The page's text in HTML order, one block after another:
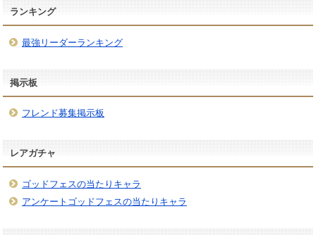
ランキング
最強リーダーランキング
掲示板
フレンド募集掲示板
レアガチャ
ゴッドフェスの当たりキャラ
アンケートゴッドフェスの当たりキャラ